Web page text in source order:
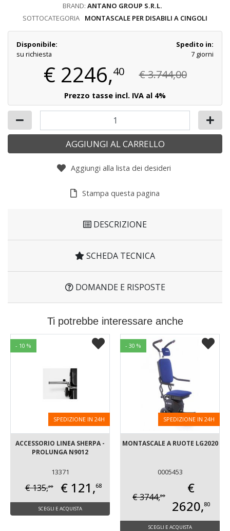
BRAND: ANTANO GROUP S.R.L.
SOTTOCATEGORIA
MONTASCALE PER DISABILI A CINGOLI
Disponibile:
su richiesta
Spedito in:
7 giorni
€ 2246,40 € 3.744,00
Prezzo tasse incl. IVA al 4%
AGGIUNGI AL CARRELLO
Aggiungi alla lista dei desideri
Stampa questa pagina
DESCRIZIONE
SCHEDA TECNICA
DOMANDE E RISPOSTE
Ti potrebbe interessare anche
- 10 %
SPEDIZIONE IN 24H
ACCESSORIO LINEA SHERPA -
PROLUNGA N9012
13371
€ 135,20 € 121,68
SCEGLI E ACQUISTA
- 30 %
SPEDIZIONE IN 24H
MONTASCALE A RUOTE LG2020
0005453
€ 3744,00
€
2620,80
SCEGLI E ACQUISTA